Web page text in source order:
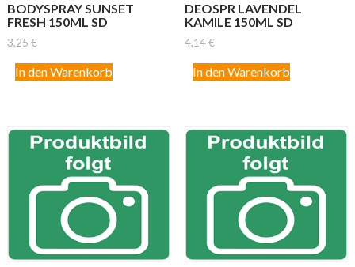
BODYSPRAY SUNSET
FRESH 150ML SD
3,25 €
In den Warenkorb
DEOSPR LAVENDEL
KAMILE 150ML SD
4,14€
In den Warenkorb